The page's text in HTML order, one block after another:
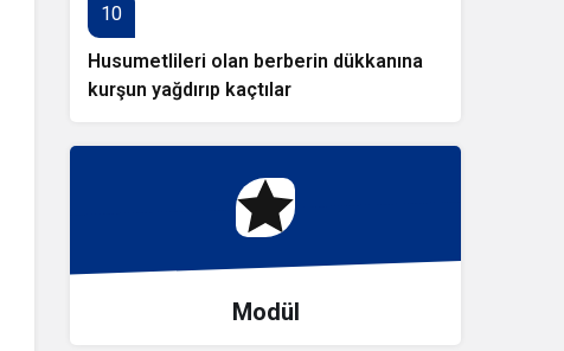
10
Husumetlileri olan berberin dükkanına
kurşun yağdırıp kaçtılar
Modül